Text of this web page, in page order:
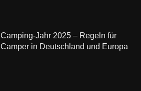
Camping-Jahr 2025 – Regeln für
Camper in Deutschland und Europa